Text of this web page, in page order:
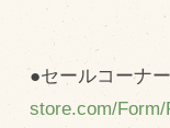
●セールコーナ
store.com/